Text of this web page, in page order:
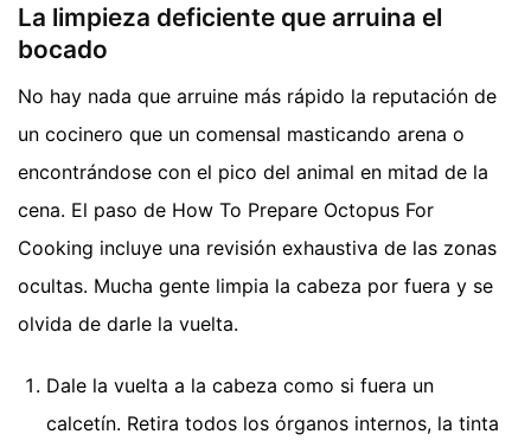
La limpieza deficiente que arruina el
bocado
No hay nada que arruine más rápido la reputación de
un cocinero que un comensal masticando arena o
encontrándose con el pico del animal en mitad de la
cena. El paso de How To Prepare Octopus For
Cooking incluye una revisión exhaustiva de las zonas
ocultas. Mucha gente limpia la cabeza por fuera y se
olvida de darle la vuelta.
Dale la vuelta a la cabeza como si fuera un
calcetín. Retira todos los órganos internos, la tinta